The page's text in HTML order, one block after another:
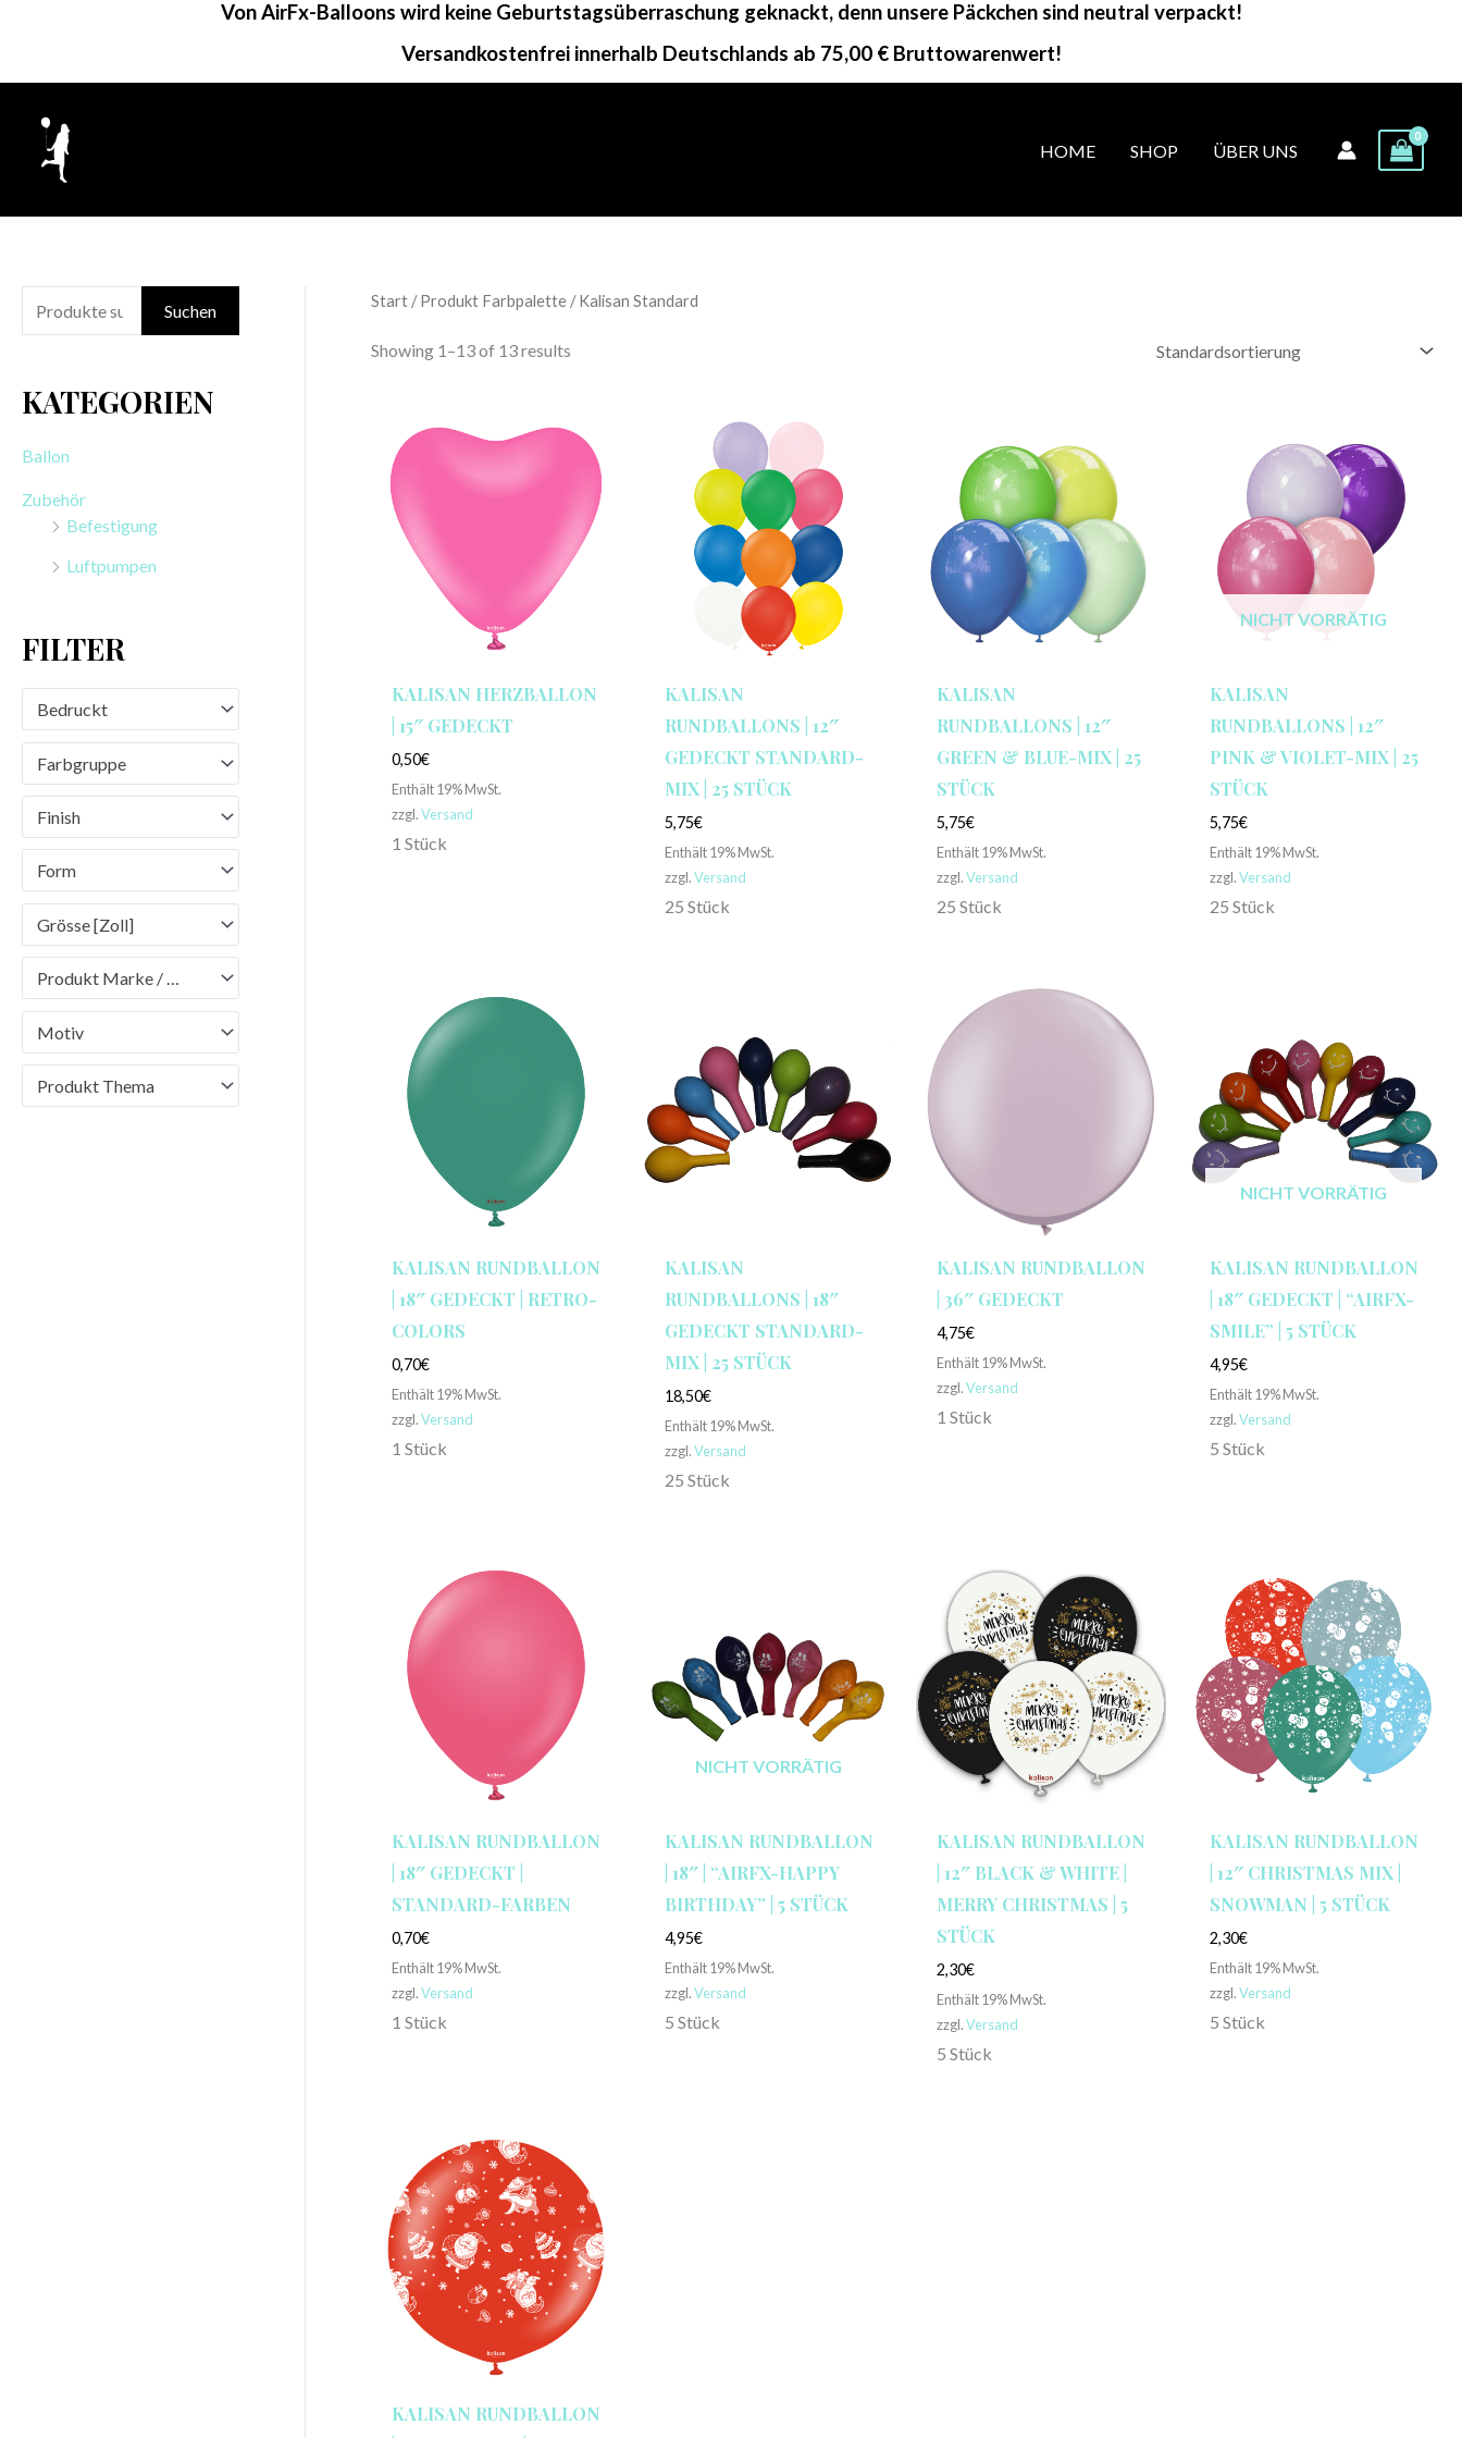
springen
Von AirFx-Balloons wird keine Geburtstagsüberraschung geknackt, denn unsere Päckchen sind neutral verpackt!
Versandkostenfrei innerhalb Deutschlands ab 75,00 € Bruttowarenwert!
HOME SHOP ÜBER UNS
u
h
n
Suchen
KATEGORIEN
Ballon
Zubehör
Befestigung
Luftpumpen
FILTER
Bedruckt
Farbgruppe
Finish
Form
Grösse [Zoll]
Produkt Marke / Brand
Motiv
Produkt Thema
Start/ Produkt Farbpalette / Kalisan Standard
Showing 1–13 of 13 results
KALISAN HERZBALLON
| 15″ GEDECKT
0,50€
Enthält 19% MwSt.
zzgl.Versand
1 Stück
KALISAN
RUNDBALLONS | 12″
GEDECKT STANDARD-
MIX | 25 STÜCK
5,75€
Enthält 19% MwSt.
zzgl.Versand
25 Stück
KALISAN
RUNDBALLONS | 12″
GREEN & BLUE-MIX | 25
STÜCK
5,75€
Enthält 19% MwSt.
zzgl.Versand
25 Stück
NICHT VORRÄTIG
KALISAN
RUNDBALLONS | 12″
PINK & VIOLET-MIX | 25
STÜCK
5,75€
Enthält 19% MwSt.
zzgl.Versand
25 Stück
KALISAN RUNDBALLON
| 18″ GEDECKT | RETRO-
COLORS
0,70€
Enthält 19% MwSt.
zzgl.Versand
1 Stück
KALISAN
RUNDBALLONS | 18″
GEDECKT STANDARD-
MIX | 25 STÜCK
18,50€
Enthält 19% MwSt.
zzgl.Versand
25 Stück
KALISAN RUNDBALLON
| 36″ GEDECKT
4,75€
Enthält 19% MwSt.
zzgl.Versand
1 Stück
NICHT VORRÄTIG
KALISAN RUNDBALLON
| 18″ GEDECKT | “AIRFX-
SMILE” | 5 STÜCK
4,95€
Enthält 19% MwSt.
zzgl.Versand
5 Stück
KALISAN RUNDBALLON
| 18″ GEDECKT |
STANDARD-FARBEN
0,70€
Enthält 19% MwSt.
zzgl.Versand
1 Stück
NICHT VORRÄTIG
KALISAN RUNDBALLON
| 18″ | “AIRFX-HAPPY
BIRTHDAY” | 5 STÜCK
4,95€
Enthält 19% MwSt.
zzgl.Versand
5 Stück
KALISAN RUNDBALLON
| 12″ BLACK & WHITE |
MERRY CHRISTMAS | 5
STÜCK
2,30€
Enthält 19% MwSt.
zzgl.Versand
5 Stück
KALISAN RUNDBALLON
| 12″ CHRISTMAS MIX |
SNOWMAN | 5 STÜCK
2,30€
Enthält 19% MwSt.
zzgl.Versand
5 Stück
KALISAN RUNDBALLON